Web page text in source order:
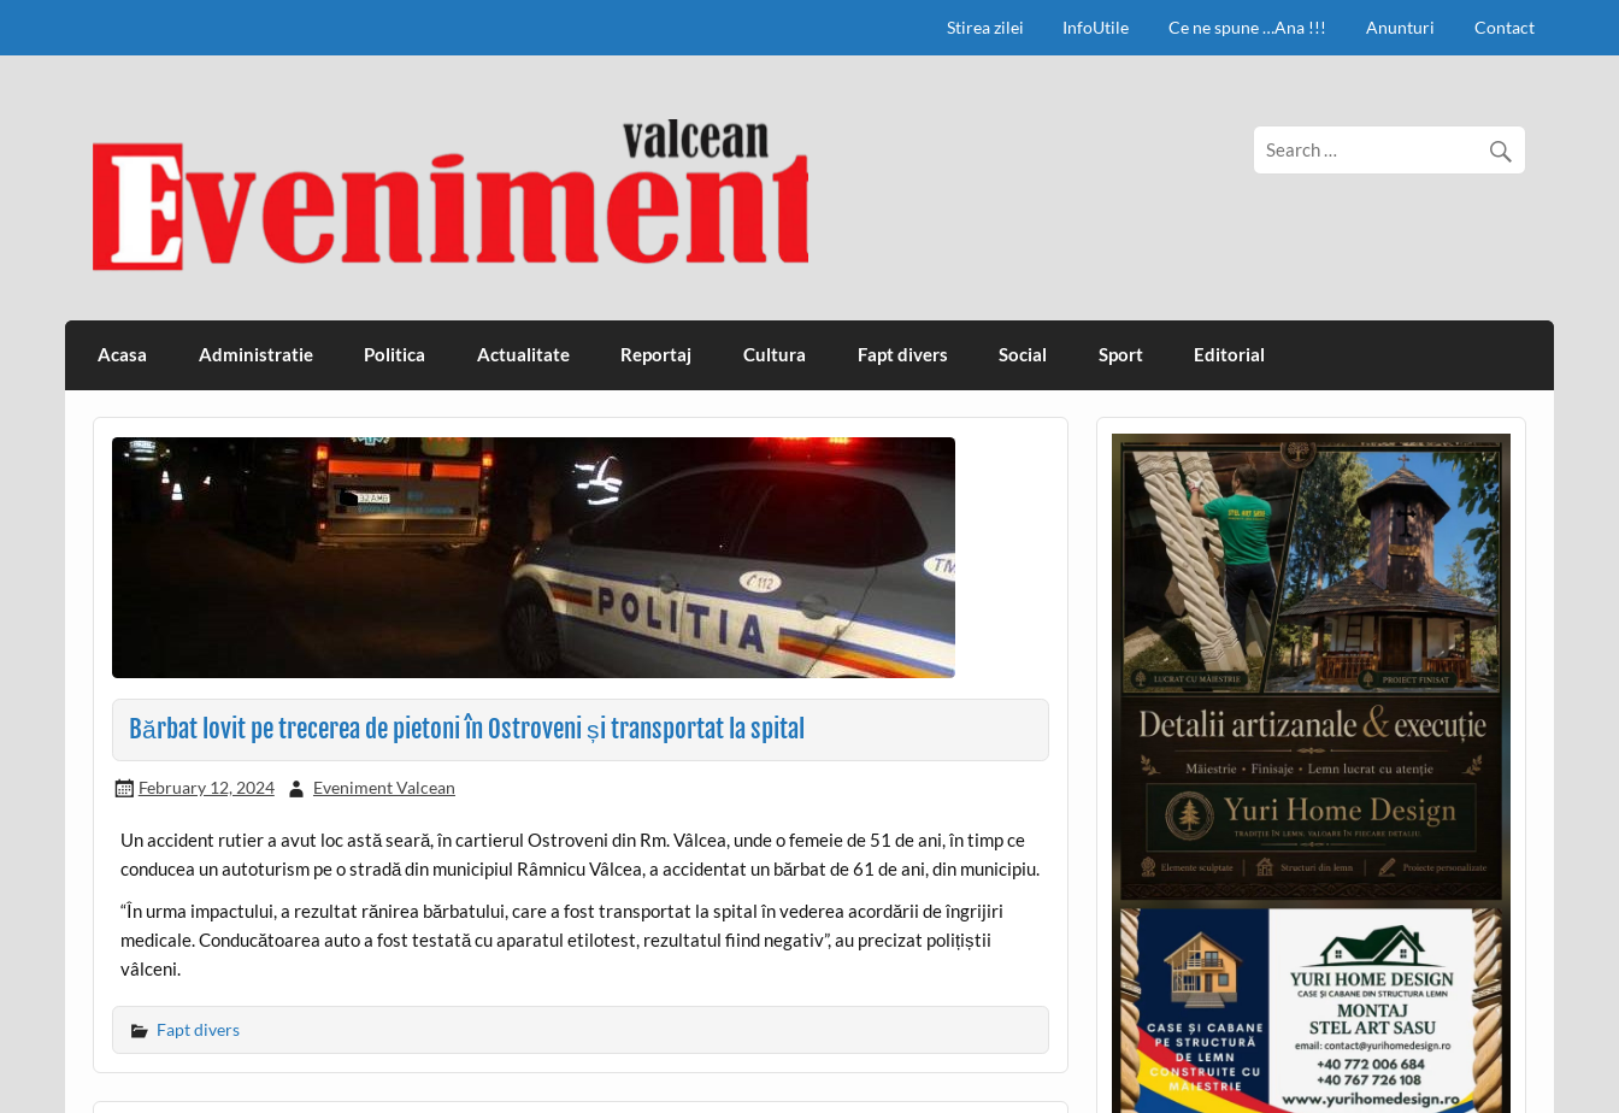
Stirea zilei InfoUtile Ce ne spune …Ana !!! Anunturi Contact
Eveniment Valcean
Acasa Administratie Politica Actualitate Reportaj Cultura Fapt divers Social Sport Editorial
Bărbat lovit pe trecerea de pietoni în Ostroveni și transportat la spital
February 12, 2024 Eveniment Valcean
Un accident rutier a avut loc astă seară, în cartierul Ostroveni din Rm. Vâlcea, unde o femeie de 51 de ani, în timp ce
conducea un autoturism pe o stradă din municipiul Râmnicu Vâlcea, a accidentat un bărbat de 61 de ani, din municipiu.
“În urma impactului, a rezultat rănirea bărbatului, care a fost transportat la spital în vederea acordării de îngrijiri
medicale. Conducătoarea auto a fost testată cu aparatul etilotest, rezultatul fiind negativ”, au precizat polițiștii
vâlceni.
Fapt divers